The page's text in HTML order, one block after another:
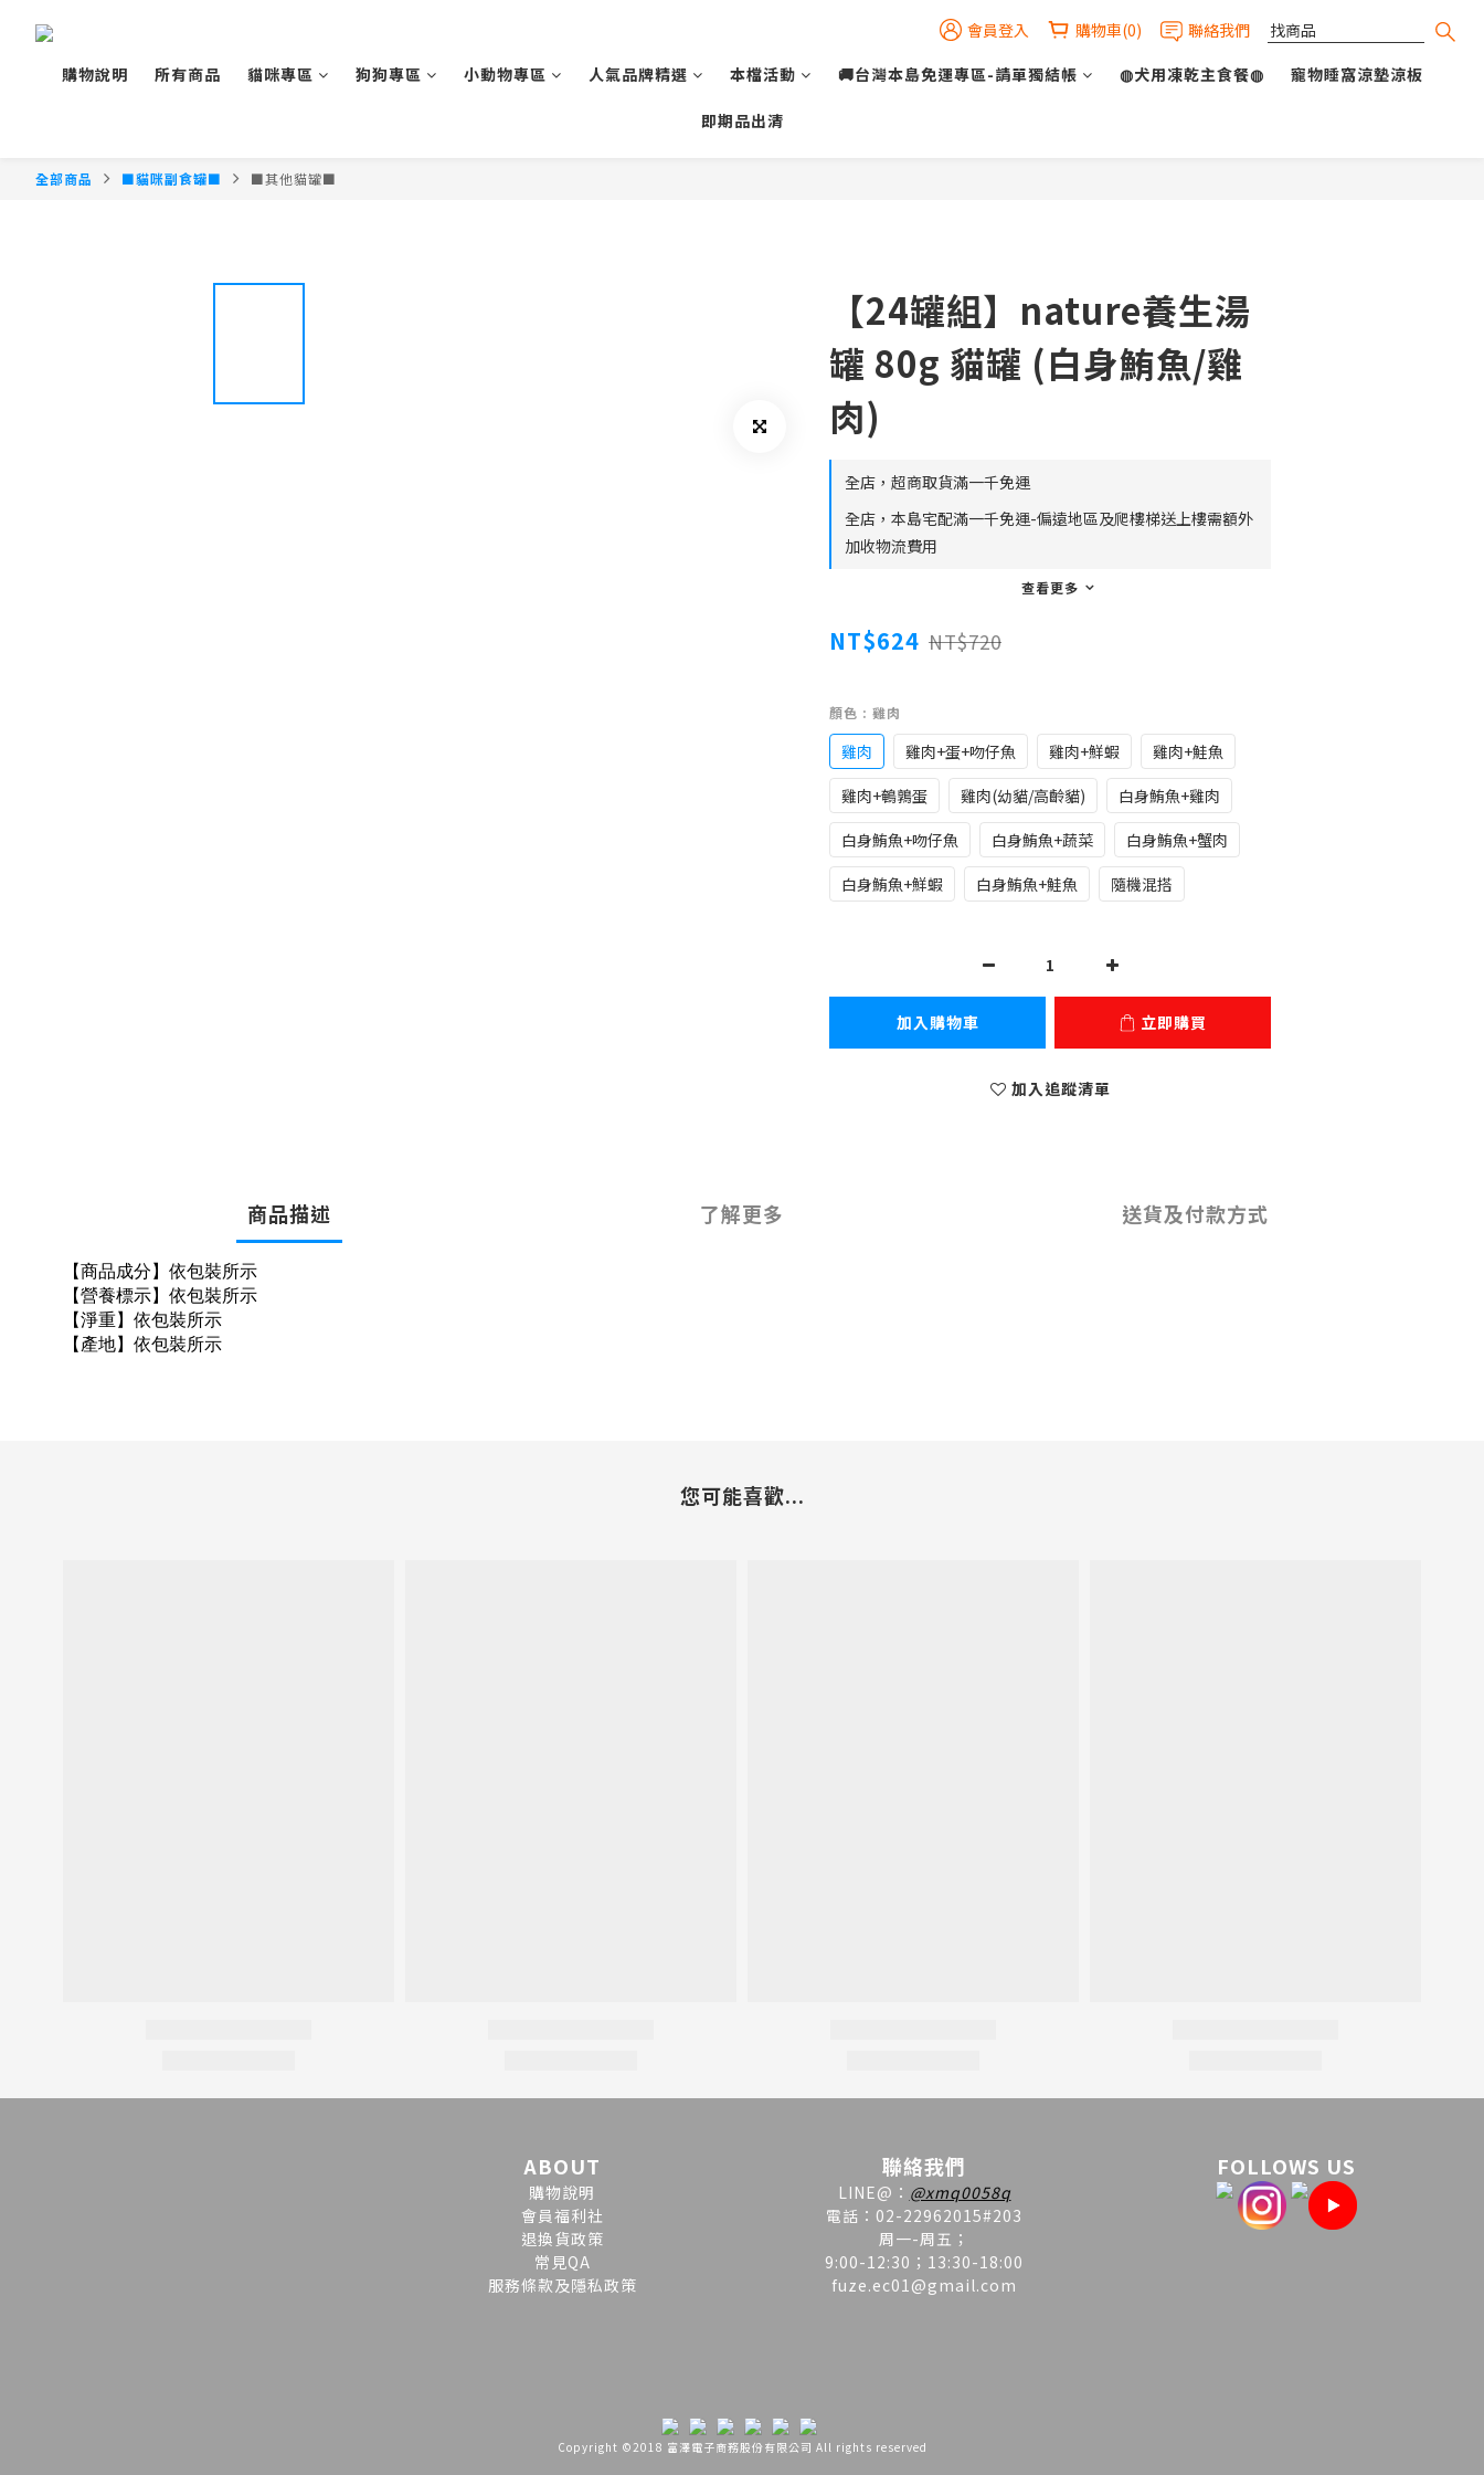
會員登入 購物車(0)
聯絡我們
購物說明
所有商品 貓咪專區 狗狗專區 小動物專區 人氣品牌精選 本檔活動 🚚台灣本島免運專區-請單獨結帳 ◍犬用凍乾主食餐◍ 寵物睡窩涼墊涼板
即期品出清
全部商品 ■貓咪副食罐■ ■其他貓罐■
【24罐組】nature養生湯
罐 80g 貓罐 (白身鮪魚/雞
肉)
全店，超商取貨滿一千免運
全店，本島宅配滿一千免運-偏遠地區及爬樓梯送上樓需額外
加收物流費用
查看更多
NT$624 NT$720
顏色 : 雞肉
雞肉 雞肉+蛋+吻仔魚 雞肉+鮮蝦
雞肉+鮭魚
雞肉+鵪鶉蛋
雞肉(幼貓/高齡貓)
白身鮪魚+雞肉
白身鮪魚+吻仔魚
白身鮪魚+蔬菜
白身鮪魚+蟹肉
白身鮪魚+鮮蝦
白身鮪魚+鮭魚 隨機混搭
加入購物車 立即購買
加入追蹤清單
商品描述 了解更多 送貨及付款方式
【商品成分】依包裝所示
【營養標示】依包裝所示
【淨重】依包裝所示
【產地】依包裝所示
您可能喜歡...
ABOUT
購物說明
會員福利社
退換貨政策
常見QA
服務條款及隱私政策
聯絡我們
LINE@ ： @xmq0058q
電話：02-22962015#203
周一-周五；
9:00-12:30；13:30-18:00
fuze.ec01@gmail.com
FOLLOWS US
Copyright ©2018 富澤電子商務股份有限公司 All rights reserved